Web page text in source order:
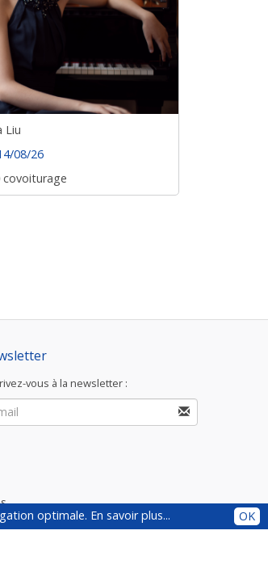
Liu
08/26
covoiturage
vous à la newsletter :
OK
optimale. En savoir plus...